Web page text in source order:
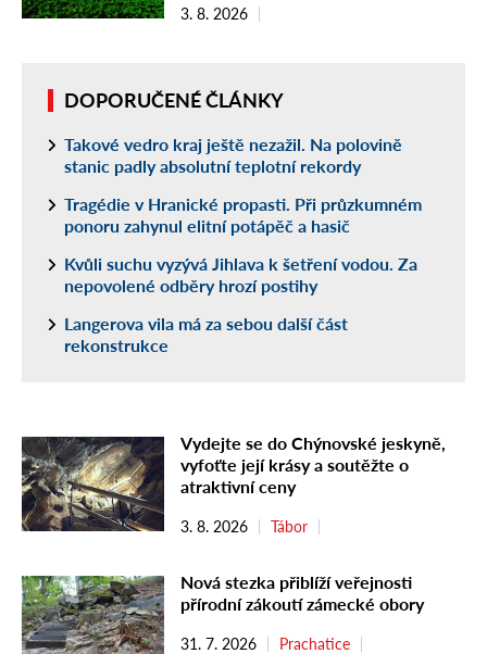
3. 8. 2026
DOPORUČENÉ ČLÁNKY
Takové vedro kraj ještě nezažil. Na polovině
stanic padly absolutní teplotní rekordy
Tragédie v Hranické propasti. Při průzkumném
ponoru zahynul elitní potápěč a hasič
Kvůli suchu vyzývá Jihlava k šetření vodou. Za
nepovolené odběry hrozí postihy
Langerova vila má za sebou další část
rekonstrukce
Vydejte se do Chýnovské jeskyně,
vyfoťte její krásy a soutěžte o
atraktivní ceny
3. 8. 2026 Tábor
Nová stezka přiblíží veřejnosti
přírodní zákoutí zámecké obory
31. 7. 2026 Prachatice